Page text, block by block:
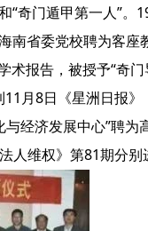
“奇门遁甲第一人”。
南省委党校聘为客座
报告，被授予“奇
月8日《星洲日报》
经济发展中心”聘
人维权》第81期分